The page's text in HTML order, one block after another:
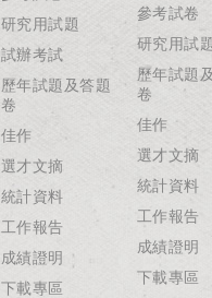
研究用試題
試辦考試
歷年試題及答題
卷
佳作
選才文摘
統計資料
工作報告
成績證明
下載專區
參考試卷
研究用試題
歷年試題
卷
佳作
選才文摘
統計資料
工作報告
成績證明
下載專區